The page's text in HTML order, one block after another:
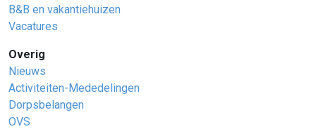
B&B en vakantiehuizen
Vacatures
Overig
Nieuws
Activiteiten-Mededelingen
Dorpsbelangen
OVS